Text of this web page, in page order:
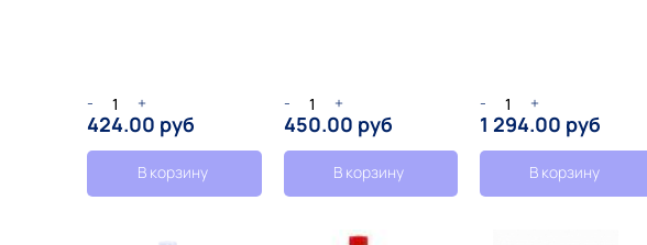
- +
424.00 руб
В корзину
- +
450.00 руб
В корзину
- +
1 294.00 руб
В корзину